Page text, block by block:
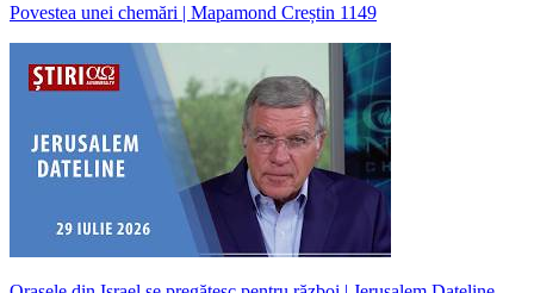
Povestea unei chemări | Mapamond Creștin 1149